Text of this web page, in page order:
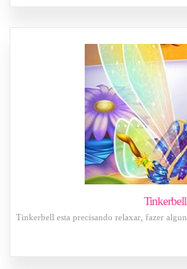
Tinkerbell esta precisando relaxar, fazer